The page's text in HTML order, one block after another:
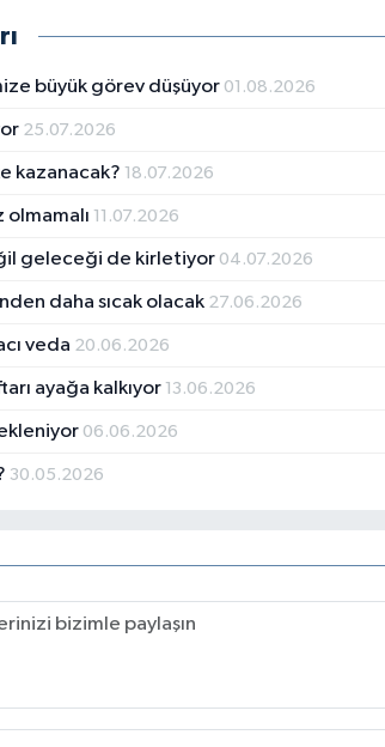
büyük görev düşüyor 01.08.2026
25.07.2026
kazanacak? 18.07.2026
olmamalı 11.07.2026
geleceği de kirletiyor 04.07.2026
daha sıcak olacak 27.06.2026
veda 20.06.2026
ayağa kalkıyor 13.06.2026
06.06.2026
30.05.2026